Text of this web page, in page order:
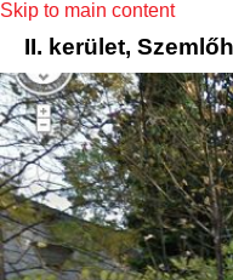
Skip to main content
II. kerület,